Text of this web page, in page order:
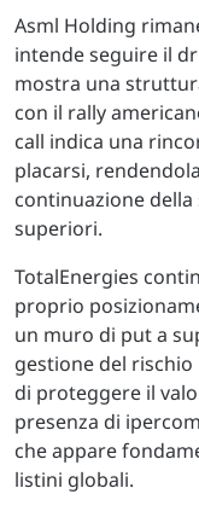
Asml Holding
intende seguire il
mostra una
con il rally
call indica una
placarsi,
continuazione
superiori.
TotalEnergies
proprio
un muro di put a
gestione del
di proteggere il
presenza di
che appare
listini globali.